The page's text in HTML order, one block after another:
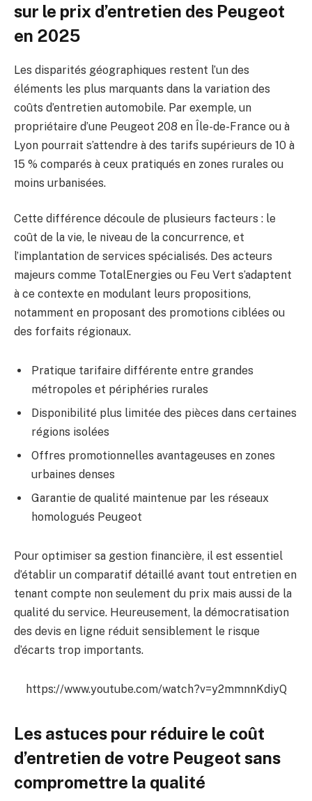
sur le prix d’entretien des Peugeot
en 2025
Les disparités géographiques restent l’un des
éléments les plus marquants dans la variation des
coûts d’entretien automobile. Par exemple, un
propriétaire d’une Peugeot 208 en Île-de-France ou à
Lyon pourrait s’attendre à des tarifs supérieurs de 10 à
15 % comparés à ceux pratiqués en zones rurales ou
moins urbanisées.
Cette différence découle de plusieurs facteurs : le
coût de la vie, le niveau de la concurrence, et
l’implantation de services spécialisés. Des acteurs
majeurs comme TotalEnergies ou Feu Vert s’adaptent
à ce contexte en modulant leurs propositions,
notamment en proposant des promotions ciblées ou
des forfaits régionaux.
Pratique tarifaire différente entre grandes
métropoles et périphéries rurales
Disponibilité plus limitée des pièces dans certaines
régions isolées
Offres promotionnelles avantageuses en zones
urbaines denses
Garantie de qualité maintenue par les réseaux
homologués Peugeot
Pour optimiser sa gestion financière, il est essentiel
d’établir un comparatif détaillé avant tout entretien en
tenant compte non seulement du prix mais aussi de la
qualité du service. Heureusement, la démocratisation
des devis en ligne réduit sensiblement le risque
d’écarts trop importants.
https://www.youtube.com/watch?v=y2mmnnKdiyQ
Les astuces pour réduire le coût
d’entretien de votre Peugeot sans
compromettre la qualité